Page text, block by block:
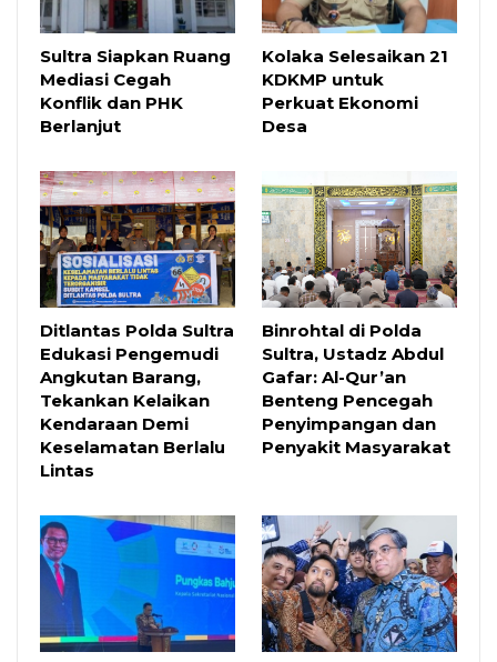
Sultra Siapkan Ruang
Mediasi Cegah
Konflik dan PHK
Berlanjut
Kolaka Selesaikan 21
KDKMP untuk
Perkuat Ekonomi
Desa
Ditlantas Polda Sultra
Edukasi Pengemudi
Angkutan Barang,
Tekankan Kelaikan
Kendaraan Demi
Keselamatan Berlalu
Lintas
Binrohtal di Polda
Sultra, Ustadz Abdul
Gafar: Al-Qur’an
Benteng Pencegah
Penyimpangan dan
Penyakit Masyarakat